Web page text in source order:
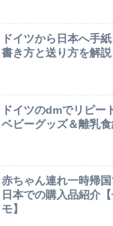
ドイツから日本へ手
書き方と送り方を解説
ドイツのdmでリピー
ベビーグッズ＆離乳
赤ちゃん連れ一時帰
日本での購入品紹介
モ】